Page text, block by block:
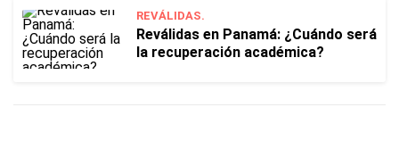
REVÁLIDAS.
Reválidas en Panamá: ¿Cuándo será
la recuperación académica?